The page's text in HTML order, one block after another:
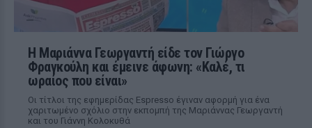
Η Μαριάννα Γεωργαντή είδε τον Γιώργο
Φραγκούλη και έμεινε άφωνη: «Καλέ, τι
ωραίος που είναι»
Οι τίτλοι της εφημερίδας Espresso έγιναν αφορμή για ένα
χαριτωμένο σχόλιο στην εκπομπή της Μαριάννας Γεωργαντή
και του Γιάννη Κολοκυθά